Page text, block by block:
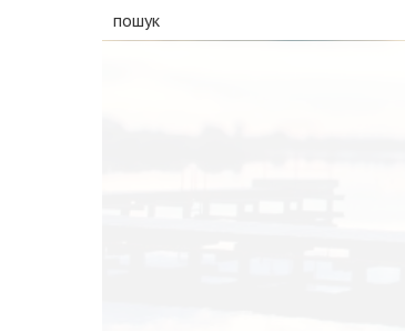
пошук